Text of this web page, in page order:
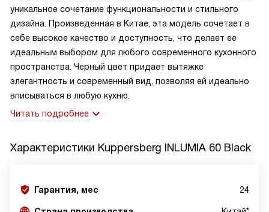
уникальное сочетание функциональности и стильного
дизайна. Произведенная в Китае, эта модель сочетает в
себе высокое качество и доступность, что делает ее
идеальным выбором для любого современного кухонного
пространства. Черный цвет придает вытяжке
элегантность и современный вид, позволяя ей идеально
вписываться в любую кухню.
Читать подробнее
Характеристики Kuppersberg INLUMIA 60 Black
Гарантия, мес 24